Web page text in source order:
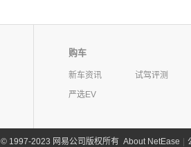
购车
新车资讯
试驾评测
严选EV
©1997-2023 网易公司版权所有 About NetEase